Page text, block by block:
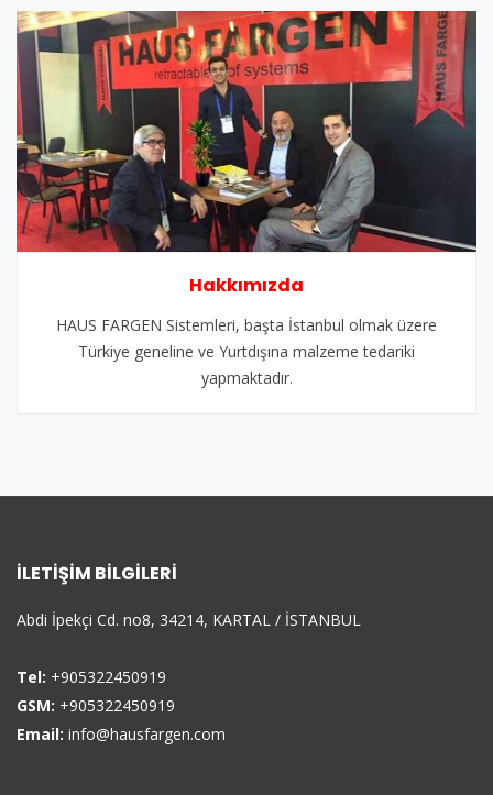
Hakkımızda
HAUS FARGEN Sistemleri, başta İstanbul olmak üzere
Türkiye geneline ve Yurtdışına malzeme tedariki
yapmaktadır.
İLETIŞIM BILGILERI
Abdi İpekçi Cd. no8, 34214, KARTAL / İSTANBUL
Tel: +905322450919
GSM: +905322450919
Email: info@hausfargen.com